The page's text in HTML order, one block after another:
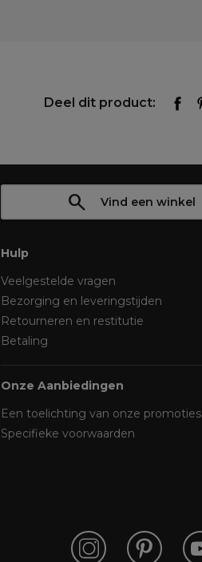
Deel dit product:
Vind een winkel
Hulp
Veelgestelde vragen
Bezorging en leveringstijden
Retourneren en restitutie
Betaling
Onze Aanbiedingen
Een toelichting van onze promoties
Specifieke voorwaarden